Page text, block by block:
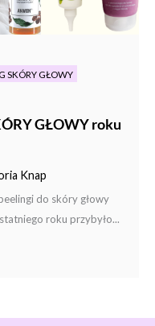
SKÓRY GŁOWY
GŁOWY roku
Knap
do skóry głowy
roku przybyło...